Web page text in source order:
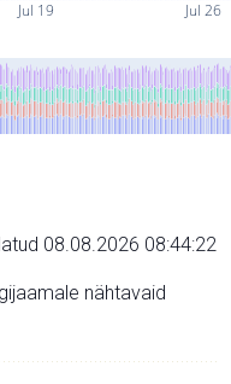
Jul 19 Jul 26
08.08.2026 08:44:22
nähtavaid